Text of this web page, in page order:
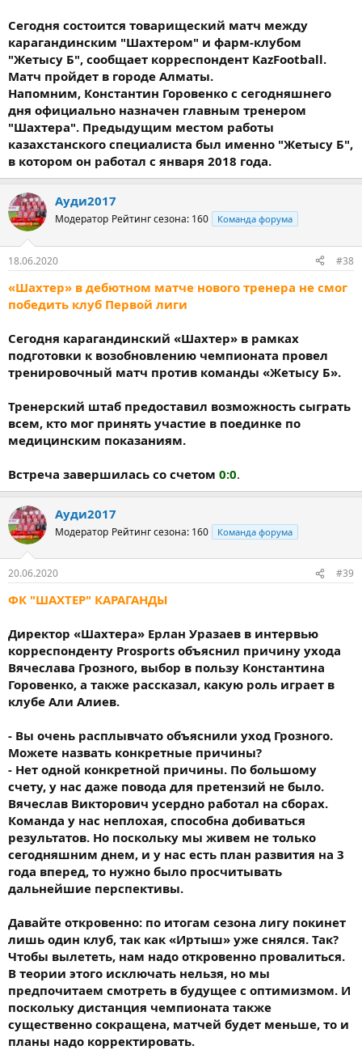
Сегодня состоится товарищеский матч между
карагандинским "Шахтером" и фарм-клубом
"Жетысу Б", сообщает корреспондент KazFootball.
Матч пройдет в городе Алматы.
Напомним, Константин Горовенко с сегодняшнего
дня официально назначен главным тренером
"Шахтера". Предыдущим местом работы
казахстанского специалиста был именно "Жетысу Б",
в котором он работал с января 2018 года.
Ауди2017
Модератор Рейтинг сезона: 160 Команда форума
18.06.2020 #38
«Шахтер» в дебютном матче нового тренера не смог
победить клуб Первой лиги
Сегодня карагандинский «Шахтер» в рамках
подготовки к возобновлению чемпионата провел
тренировочный матч против команды «Жетысу Б».
Тренерский штаб предоставил возможность сыграть
всем, кто мог принять участие в поединке по
медицинским показаниям.
Встреча завершилась со счетом 0:0.
Ауди2017
Модератор Рейтинг сезона: 160 Команда форума
20.06.2020 #39
ФК "ШАХТЕР" КАРАГАНДЫ
Директор «Шахтера» Ерлан Уразаев в интервью
корреспонденту Prosports объяснил причину ухода
Вячеслава Грозного, выбор в пользу Константина
Горовенко, а также рассказал, какую роль играет в
клубе Али Алиев.
- Вы очень расплывчато объяснили уход Грозного.
Можете назвать конкретные причины?
- Нет одной конкретной причины. По большому
счету, у нас даже повода для претензий не было.
Вячеслав Викторович усердно работал на сборах.
Команда у нас неплохая, способна добиваться
результатов. Но поскольку мы живем не только
сегодняшним днем, и у нас есть план развития на 3
года вперед, то нужно было просчитывать
дальнейшие перспективы.
Давайте откровенно: по итогам сезона лигу покинет
лишь один клуб, так как «Иртыш» уже снялся. Так?
Чтобы вылететь, нам надо откровенно провалиться.
В теории этого исключать нельзя, но мы
предпочитаем смотреть в будущее с оптимизмом. И
поскольку дистанция чемпионата также
существенно сокращена, матчей будет меньше, то и
планы надо корректировать.